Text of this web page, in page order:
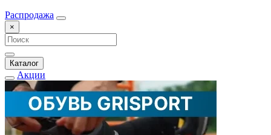
Распродажа
×
Каталог
Акции